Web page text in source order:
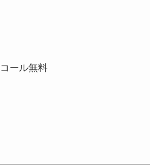
ール無料